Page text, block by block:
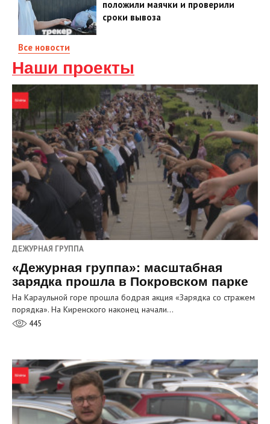
положили маячки и проверили
сроки вывоза
Все новости
Наши проекты
ДЕЖУРНАЯ ГРУППА
«Дежурная группа»: масштабная
зарядка прошла в Покровском парке
На Караульной горе прошла бодрая акция «Зарядка со стражем
порядка». На Киренского наконец начали…
445